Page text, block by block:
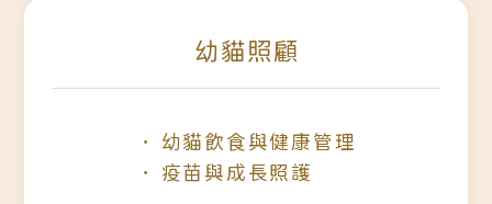
幼貓照顧
幼貓飲食與健康管理
疫苗與成長照護